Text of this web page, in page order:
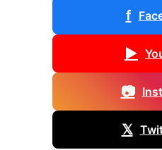
f
▶
📷
𝕏